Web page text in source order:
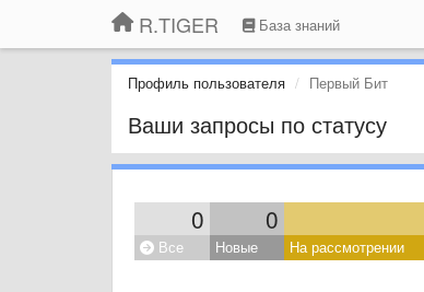
R.TIGER База знаний
Профиль пользователя Первый Бит
Ваши запросы по статусу
0 0
Все Новые На рассмотрении